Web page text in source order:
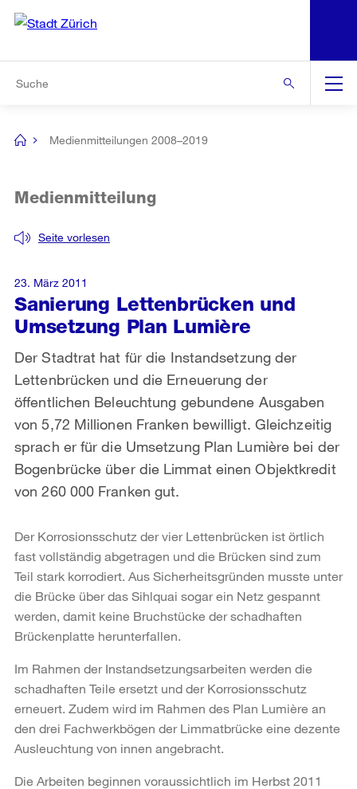
Navigation
[no
Medienmitteilungen 2008–2019
Sanierung Lettenbrücken und
Umsetzung Plan Lumière
Seite vorlesen
Medienmitteilung
Der Stadtrat hat für die Instandsetzung der
Lettenbrücken und die Erneuerung der
öffentlichen Beleuchtung gebundene Ausgaben
von 5,72 Millionen Franken bewilligt. Gleichzeitig
sprach er für die Umsetzung Plan Lumière bei der
Bogenbrücke über die Limmat einen Objektkredit
von 260 000 Franken gut.
23. März 2011
Der Korrosionsschutz der vier Lettenbrücken ist örtlich
fast vollständig abgetragen und die Brücken sind zum
Teil stark korrodiert. Aus Sicherheitsgründen musste unter
die Brücke über das Sihlquai sogar ein Netz gespannt
werden, damit keine Bruchstücke der schadhaften
Brückenplatte herunterfallen.
Im Rahmen der Instandsetzungsarbeiten werden die
schadhaften Teile ersetzt und der Korrosionsschutz
erneuert. Zudem wird im Rahmen des Plan Lumière an
den drei Fachwerkbögen der Limmatbrücke eine dezente
Ausleuchtung von innen angebracht.
Die Arbeiten beginnen voraussichtlich im Herbst 2011